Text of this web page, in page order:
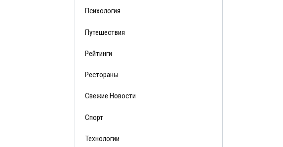
Психология
Путешествия
Рейтинги
Рестораны
Свежие Новости
Спорт
Технологии